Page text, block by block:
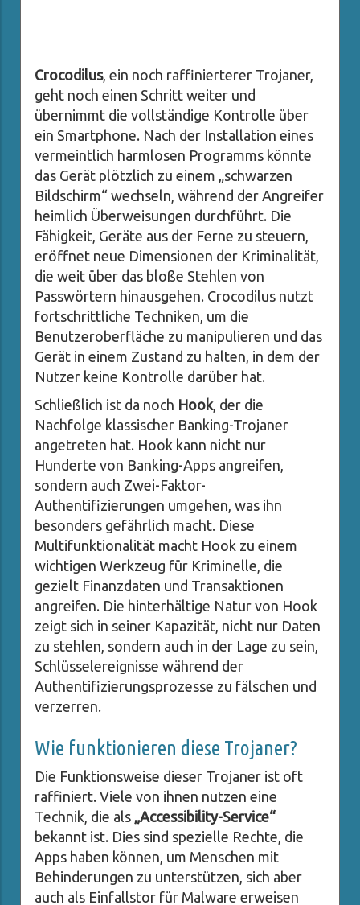
Crocodilus, ein noch raffinierterer Trojaner,
geht noch einen Schritt weiter und
übernimmt die vollständige Kontrolle über
ein Smartphone. Nach der Installation eines
vermeintlich harmlosen Programms könnte
das Gerät plötzlich zu einem „schwarzen
Bildschirm“ wechseln, während der Angreifer
heimlich Überweisungen durchführt. Die
Fähigkeit, Geräte aus der Ferne zu steuern,
eröffnet neue Dimensionen der Kriminalität,
die weit über das bloße Stehlen von
Passwörtern hinausgehen. Crocodilus nutzt
fortschrittliche Techniken, um die
Benutzeroberfläche zu manipulieren und das
Gerät in einem Zustand zu halten, in dem der
Nutzer keine Kontrolle darüber hat.
Schließlich ist da noch Hook, der die
Nachfolge klassischer Banking-Trojaner
angetreten hat. Hook kann nicht nur
Hunderte von Banking-Apps angreifen,
sondern auch Zwei-Faktor-
Authentifizierungen umgehen, was ihn
besonders gefährlich macht. Diese
Multifunktionalität macht Hook zu einem
wichtigen Werkzeug für Kriminelle, die
gezielt Finanzdaten und Transaktionen
angreifen. Die hinterhältige Natur von Hook
zeigt sich in seiner Kapazität, nicht nur Daten
zu stehlen, sondern auch in der Lage zu sein,
Schlüsselereignisse während der
Authentifizierungsprozesse zu fälschen und
verzerren.
Wie funktionieren diese Trojaner?
Die Funktionsweise dieser Trojaner ist oft
raffiniert. Viele von ihnen nutzen eine
Technik, die als „Accessibility-Service“
bekannt ist. Dies sind spezielle Rechte, die
Apps haben können, um Menschen mit
Behinderungen zu unterstützen, sich aber
auch als Einfallstor für Malware erweisen